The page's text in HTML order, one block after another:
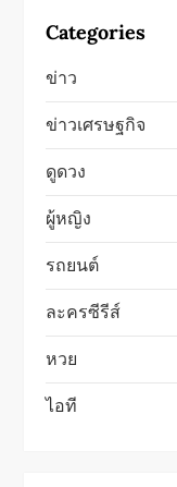
Categories
ข่าว
ข่าวเศรษฐกิจ
ดูดวง
ผู้หญิง
รถยนต์
ละครซีรีส์
หวย
ไอที